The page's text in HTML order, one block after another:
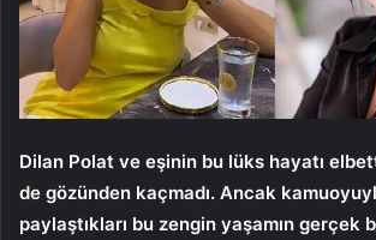
Dilan Polat ve eşinin bu lüks hayatı
de gözünden kaçmadı. Ancak
paylaştıkları bu zengin yaşamın gerçek